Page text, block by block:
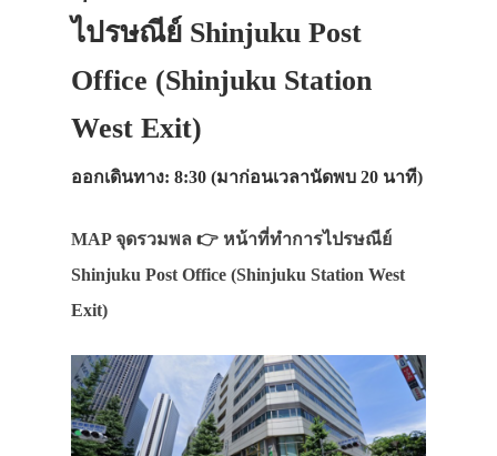
ไปรษณีย์ Shinjuku Post
Office (Shinjuku Station
West Exit)
ออกเดินทาง: 8:30 (มาก่อนเวลานัดพบ 20 นาที)
MAP จุดรวมพล 👉 หน้าที่ทำการไปรษณีย์
Shinjuku Post Office (Shinjuku Station West
Exit)